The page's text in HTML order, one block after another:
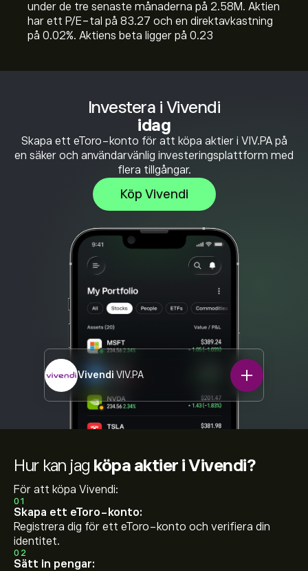
Investera i Vivendi
idag
Skapa ett eToro-konto för att köpa aktier i VIV.PA på
en säker och användarvänlig investeringsplattform med
flera tillgångar.
Köp Vivendi
Vivendi VIV.PA
under de tre senaste månaderna på 2.58M. Aktien
har ett P/E-tal på 83.27 och en direktavkastning
på 0.02%. Aktiens beta ligger på 0.23
Hur kan jag köpa aktier i Vivendi?
För att köpa Vivendi:
01
Skapa ett eToro-konto:
Registrera dig för ett eToro-konto och verifiera din
identitet.
02
Sätt in pengar: